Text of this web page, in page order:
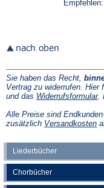
Liederbücher
Chorbücher
Empfehlen:
Sie haben das Recht,
Vertrag zu widerrufen. Hier
und das Widerrufsformular.
Alle Preise sind
zusätzlich Versandkosten